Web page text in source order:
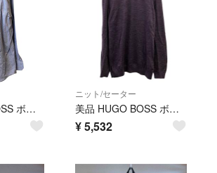
美品 HUGO BOSS ボスヒューゴボス Tailored T-SAM ホリゾンタルカラー 格子柄 長袖 シャツ 43 ブルー ホワイト メンズ 古着 中古 USED
ニット/セーター
美品 HUGO BOSS ボスヒューゴボス 長袖 ハイゲージ メランジニットセーター XL パープル メンズ 古着 中古 USED
¥5,532